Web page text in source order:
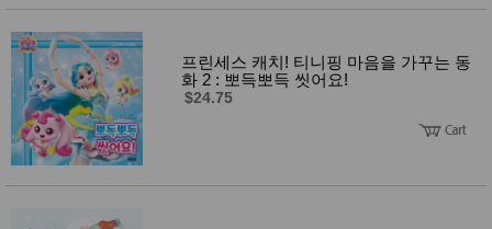
프린세스 캐치! 티니핑 마음을 가꾸는 동
화 2 : 뽀득뽀득 씻어요!
$24.75